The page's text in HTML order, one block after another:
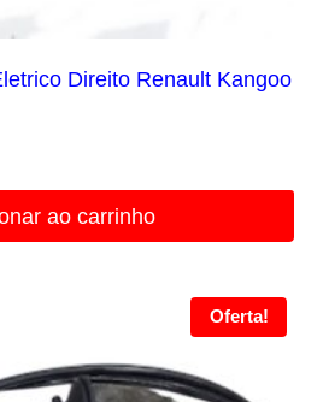
Direito Renault Kangoo
ao carrinho
Oferta!